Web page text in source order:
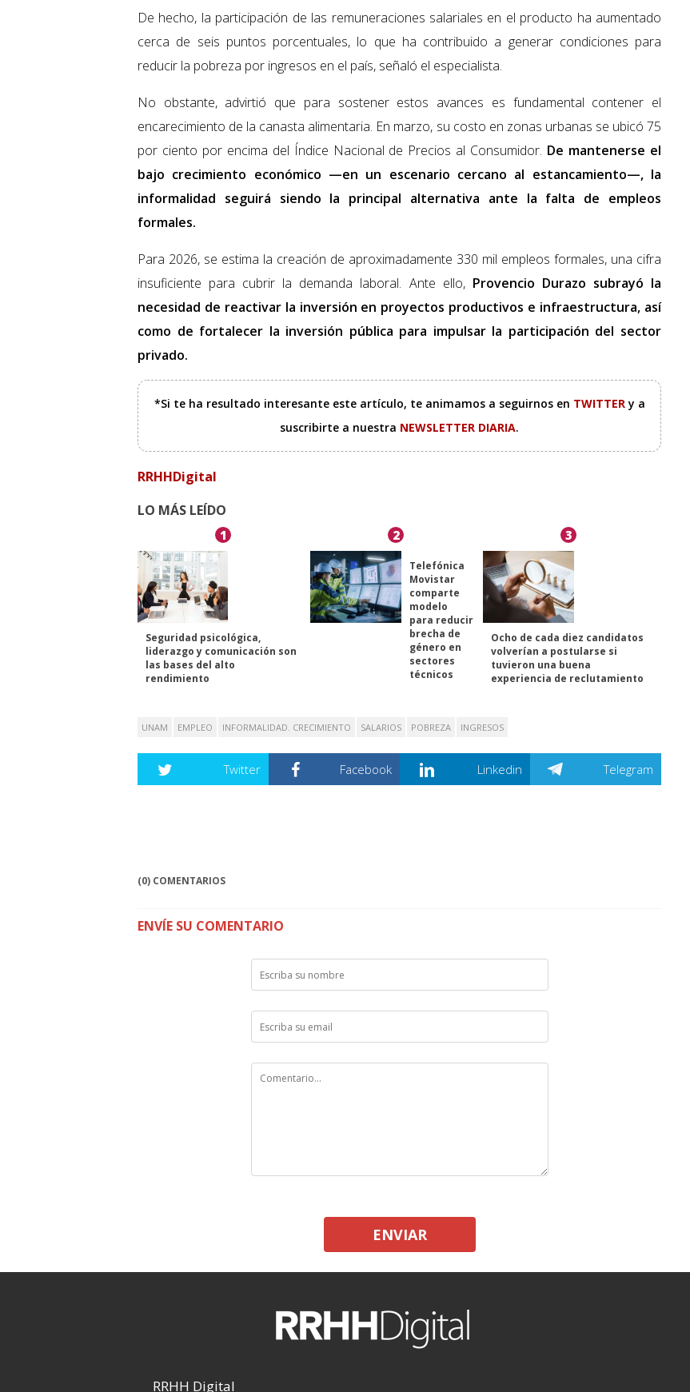
De hecho, la participación de las remuneraciones salariales en el producto ha aumentado
cerca de seis puntos porcentuales, lo que ha contribuido a generar condiciones para
reducir la pobreza por ingresos en el país, señaló el especialista.
No obstante, advirtió que para sostener estos avances es fundamental contener el
encarecimiento de la canasta alimentaria. En marzo, su costo en zonas urbanas se ubicó 75
por ciento por encima del Índice Nacional de Precios al Consumidor. De mantenerse el
bajo crecimiento económico —en un escenario cercano al estancamiento—, la
informalidad seguirá siendo la principal alternativa ante la falta de empleos
formales.
Para 2026, se estima la creación de aproximadamente 330 mil empleos formales, una cifra
insuficiente para cubrir la demanda laboral. Ante ello, Provencio Durazo subrayó la
necesidad de reactivar la inversión en proyectos productivos e infraestructura, así
como de fortalecer la inversión pública para impulsar la participación del sector
privado.
*Si te ha resultado interesante este artículo, te animamos a seguirnos en TWITTERy a
suscribirte a nuestra NEWSLETTER DIARIA.
RRHHDigital
LO MÁS LEÍDO
1
Seguridad psicológica,
liderazgo y comunicación son
las bases del alto
rendimiento
2
Telefónica
Movistar
comparte
modelo
para reducir
brecha de
género en
sectores
técnicos
3
Ocho de cada diez candidatos
volverían a postularse si
tuvieron una buena
experiencia de reclutamiento
UNAM EMPLEO INFORMALIDAD. CRECIMIENTO SALARIOS POBREZA INGRESOS
Twitter Facebook Linkedin Telegram
(0) COMENTARIOS
ENVÍE SU COMENTARIO
ENVIAR
RRHH Digital